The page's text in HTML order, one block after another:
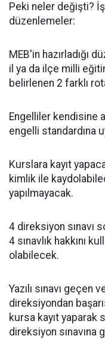
Peki neler değişti?
düzenlemeler:
MEB'in hazırladığı
il ya da ilçe milli
belirlenen 2 farklı
Engelliler kendisine
engelli standardına
Kurslara kayıt
kimlik ile
yapılmayacak.
4 direksiyon sınavı
4 sınavlık hakkını
olabilecek.
Yazılı sınavı
direksiyondan
kursa kayıt yaparak
direksiyon sınavına